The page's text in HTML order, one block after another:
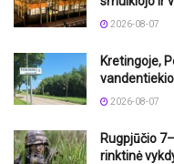
2026-08-07
Kretingoje,
2026-08-07
Rugpjūčio
rinktinė